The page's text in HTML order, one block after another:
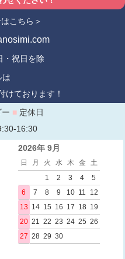
こちら＞
祝日を除
は
けております！
■ 定休日
16:30
2026年 9月
日 月 火 水 木 金
土
1
2 3 4
5
6
7 8 9 10 11
12
13 14 15 16 17 18 19
20 21 22 23 24 25 26
27 28 29 30